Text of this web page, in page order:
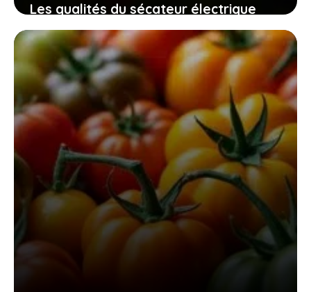
Les qualités du sécateur électrique
swansoft pru28 pour un jardinage
efficace, sûr et sans fatigue
10 novembre 2025